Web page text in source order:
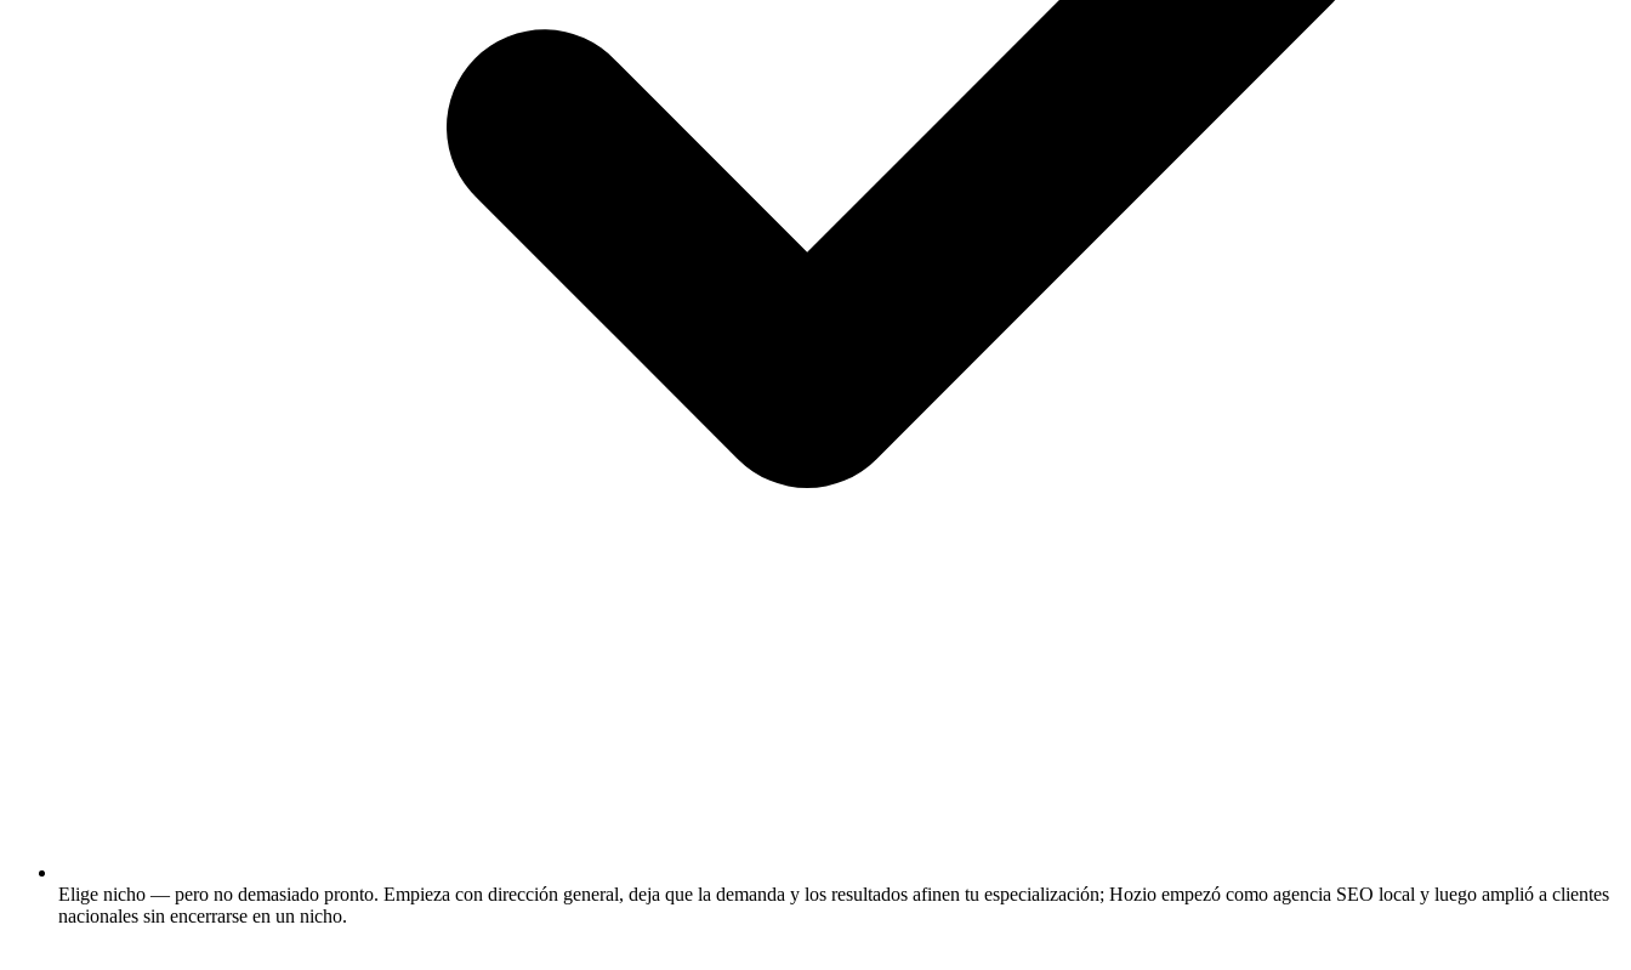
Elige nicho — pero no demasiado pronto. Empieza con dirección general, deja que la demanda y los resultados afinen tu especialización; Hozio empezó como agencia SEO local y luego amplió a clientes
nacionales sin encerrarse en un nicho.